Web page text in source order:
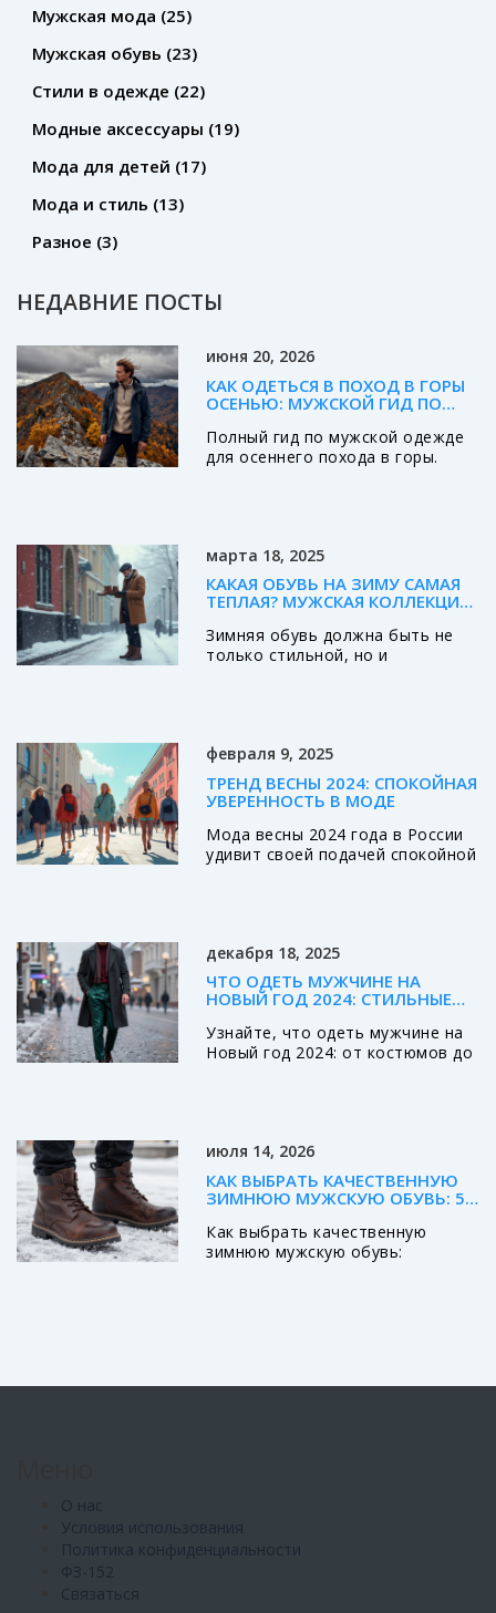
Мужская мода (25)
Мужская обувь (23)
Стили в одежде (22)
Модные аксессуары (19)
Мода для детей (17)
Мода и стиль (13)
Разное (3)
НЕДАВНИЕ ПОСТЫ
июня 20, 2026
КАК ОДЕТЬСЯ В ПОХОД В ГОРЫ
ОСЕНЬЮ: МУЖСКОЙ ГИД ПО
Полный гид по мужской одежде
для осеннего похода в горы.
комфорта.
марта 18, 2025
КАКАЯ ОБУВЬ НА ЗИМУ САМАЯ
ТЕПЛАЯ? МУЖСКАЯ КОЛЛЕКЦИЯ
Зимняя обувь должна быть не
только стильной, но и
которые подходят для зимы,
чтобы ваши ноги всегда
оставались в тепле. Узнайте, как
выбрать правильные материалы
и конструкции для
максимального комфорта в
Прочитайте, чтобы сделать
правильный выбор и не
замерзнуть в суровую русскую
февраля 9, 2025
ТРЕНД ВЕСНЫ 2024: СПОКОЙНАЯ
УВЕРЕННОСТЬ В МОДЕ
Мода весны 2024 года в России
удивит своей подачей спокойной
новыми цветами и кроем.
Обновленный стиль позволяет
проявить индивидуальность,
оставаясь в тренде. Узнайте об
эко-материалах и сочетаниях,
которые преподносят этот
декабря 18, 2025
ЧТО ОДЕТЬ МУЖЧИНЕ НА
НОВЫЙ ГОД 2024: СТИЛЬНЫЕ
Узнайте, что одеть мужчине на
Новый год 2024: от костюмов до
которые работают в Москве.
июля 14, 2026
КАК ВЫБРАТЬ КАЧЕСТВЕННУЮ
ЗИМНЮЮ МУЖСКУЮ ОБУВЬ: 5
Как выбрать качественную
зимнюю мужскую обувь:
О нас
Условия использования
Политика конфиденциальности
ФЗ-152
Связаться